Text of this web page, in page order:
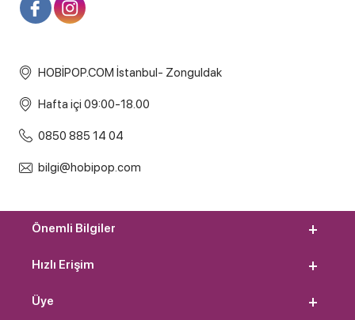
HOBİPOP.COM İstanbul- Zonguldak
Hafta içi 09:00-18.00
0850 885 14 04
bilgi@hobipop.com
Önemli Bilgiler
Hızlı Erişim
Üye